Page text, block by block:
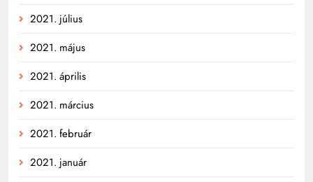
2021. július
2021. május
2021. április
2021. március
2021. február
2021. január